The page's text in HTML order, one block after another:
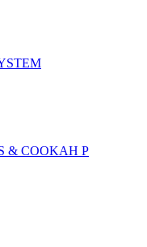
& COOKAH P